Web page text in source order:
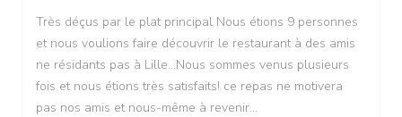
Très déçus par le plat principal Nous étions 9 personnes
et nous voulions faire découvrir le restaurant à des amis
ne résidants pas à Lille...Nous sommes venus plusieurs
fois et nous étions très satisfaits! ce repas ne motivera
pas nos amis et nous-même à revenir...